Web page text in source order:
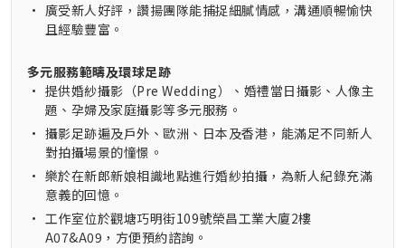
• 廣受新人好評，讚揚團隊能捕捉細膩情感，溝通順暢愉快
且經驗豐富。
多元服務範疇及環球足跡
• 提供婚紗攝影（Pre Wedding）、婚禮當日攝影、人像主
題、孕婦及家庭攝影等多元服務。
• 攝影足跡遍及戶外、歐洲、日本及香港，能滿足不同新人
對拍攝場景的憧憬。
• 樂於在新郎新娘相識地點進行婚紗拍攝，為新人紀錄充滿
意義的回憶。
• 工作室位於觀塘巧明街109號榮昌工業大廈2樓
A07&A09，方便預約諮詢。